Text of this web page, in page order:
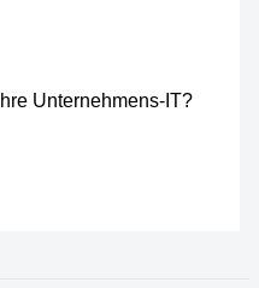
Unternehmens-IT?